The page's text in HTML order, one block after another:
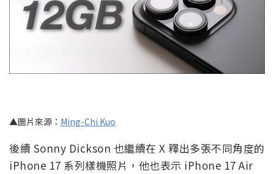
▲圖片來源： Ming-Chi Kuo
後續 Sonny Dickson 也繼續在 X 釋出多張不同角度的
iPhone 17 系列樣機照片，他也表示 iPhone 17 Air